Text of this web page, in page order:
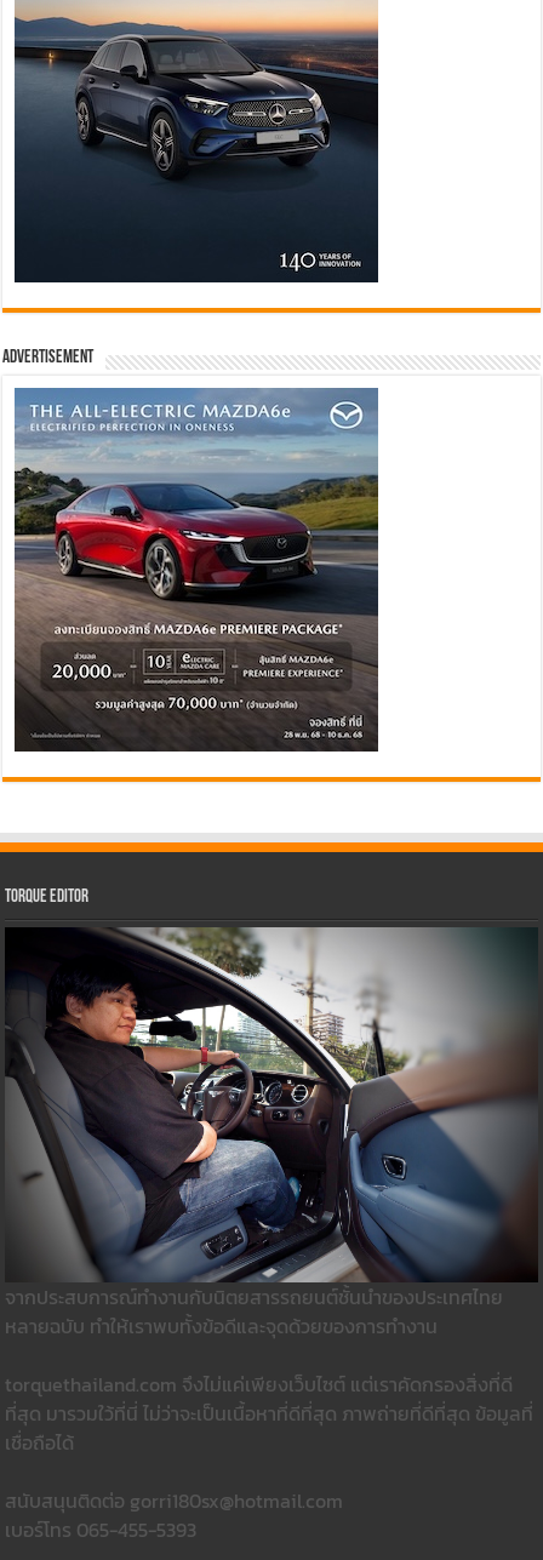
Advertisement
Torque Editor
จากประสบการณ์ทำงานกับนิตยสารรถยนต์ชั้นนำของประเทศไทย
หลายฉบับ ทำให้เราพบทั้งข้อดีและจุดด้วยของการทำงาน
torquethailand.com จึงไม่แค่เพียงเว็บไซต์ แต่เราคัดกรองสิ่งที่ดี
ที่สุด มารวมใว้ที่นี่ ไม่ว่าจะเป็นเนื้อหาที่ดีที่สุด ภาพถ่ายที่ดีที่สุด ข้อมูลที่
เชื่อถือได้
สนับสนุนติดต่อ gorri180sx@hotmail.com
เบอร์โทร 065-455-5393